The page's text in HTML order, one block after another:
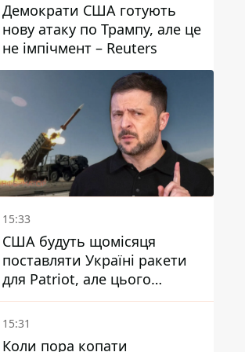
Демократи США готують
нову атаку по Трампу, але це
не імпічмент – Reuters
15:33
США будуть щомісяця
поставляти Україні ракети
для Patriot, але цього
недостатньо - Зеленський
15:31
Коли пора копати